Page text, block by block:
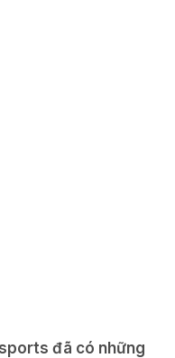
đã có những